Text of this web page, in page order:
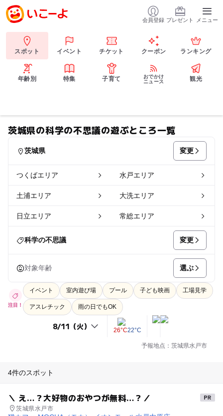
会員登録 プレゼント メニュー
スポット イベント チケット クーポン ランキング
年齢別 特集 子育て
おでかけ
ニュース
観光
茨城県の科学の不思議の遊ぶところ一覧
茨城県 変更
つくばエリア 水戸エリア
土浦エリア 大洗エリア
日立エリア 常総エリア
科学の不思議 変更
対象年齢 選ぶ
注目！
イベント 室内遊び場 プール 子ども映画 工場見学
アスレチック 雨の日でもOK
26°C22°C
予報地点：茨城県水戸市
4件のスポット
＼ え…？大好物のおやつが無料…？／
茨城県水戸市